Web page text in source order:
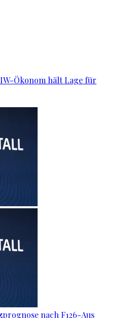
Ökonom hält Lage für
nach F126-Aus